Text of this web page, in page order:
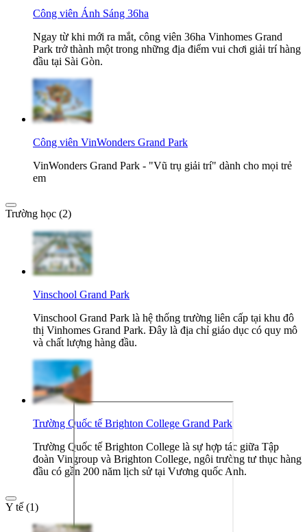
Công viên Ánh Sáng 36ha
Ngay từ khi mới ra mắt, công viên 36ha Vinhomes Grand
Park trở thành một trong những địa điểm vui chơi giải trí hàng
đầu tại Sài Gòn.
Công viên VinWonders Grand Park
VinWonders Grand Park - "Vũ trụ giải trí" dành cho mọi trẻ
em
Trường học (2)
Vinschool Grand Park
Vinschool Grand Park là hệ thống trường liên cấp tại khu đô
thị Vinhomes Grand Park. Đây là địa chỉ giáo dục có quy mô
và chất lượng hàng đầu.
Trường Quốc tế Brighton College Grand Park
Trường Quốc tế Brighton College là sự hợp tác giữa Tập
đoàn Vingroup và Brighton College, ngôi trường tư thục hàng
đầu có gần 200 năm lịch sử tại Vương quốc Anh.
Y tế (1)